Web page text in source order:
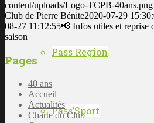
Pass Region
Pass’Sport
content/uploads/Logo-TCPB-40ans.png
Club de Pierre Bénite2020-07-29
08-27 11:12:55📢 Infos utiles et reprise
saison
Pages
40 ans
Accueil
Actualités
Charte du Club